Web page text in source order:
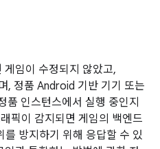
임이 수정되지 않았고,
, 정품 Android 기반 기기 또는
인스턴스에서 실행 중인지
픽이 감지되면 게임의 백엔드
방지하기 위해 응답할 수 있